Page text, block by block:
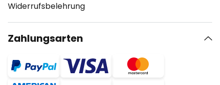
Widerrufsbelehrung
Zahlungsarten